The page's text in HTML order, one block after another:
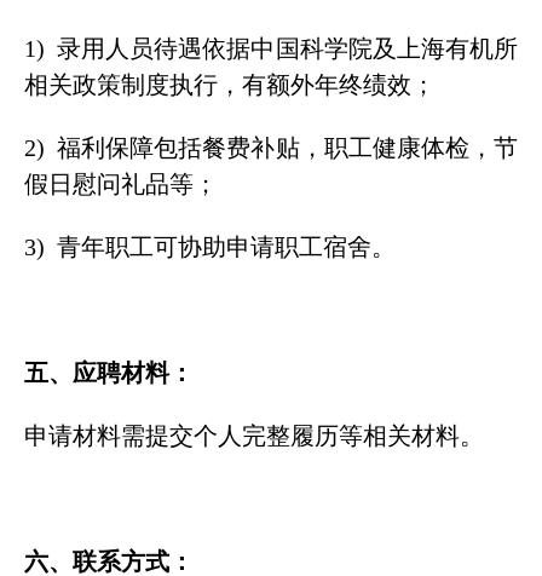
1) 录用人员待遇依据中国科学院及上海有机所
相关政策制度执行，有额外年终绩效；
2) 福利保障包括餐费补贴，职工健康体检，节
假日慰问礼品等；
3) 青年职工可协助申请职工宿舍。
五、应聘材料：
申请材料需提交个人完整履历等相关材料。
六、联系方式：